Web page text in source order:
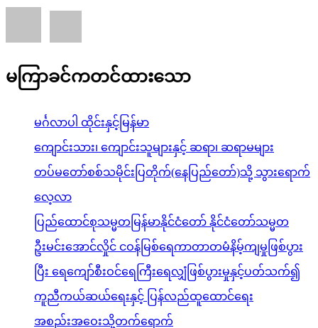
မကြာခင်ကတင်ထားသော
မင်္ဂလာပါ ထိုင်းနှင့်မြန်မာ
ကျောင်းသား၊ ကျောင်းသူများနှင့် ဆရာ၊ ဆရာမများ
တပ်မတော်စစ်သမိုင်းပြတိုက်(နေပြည်တော်)သို့ သွားရောက်
လေ့လာ
ပြည်ထောင်စုသမ္မတမြန်မာနိုင်ငံတော် နိုင်ငံတော်သမ္မတ
ဦးမင်းအောင်လှိုင် ငဝန်မြစ်ရေကာတာတမံနိမ့်ကျမှုဖြစ်ပွား
ပြီး ရေကျော်စီးဝင်ရေကြီးရေလျှံဖြစ်ပွားမှုနှင့်ပတ်သက်၍
ကူညီကယ်ဆယ်ရေးနှင့် ပြန်လည်ထူထောင်ရေး
အစည်းအဝေးသို့တက်ရောက်